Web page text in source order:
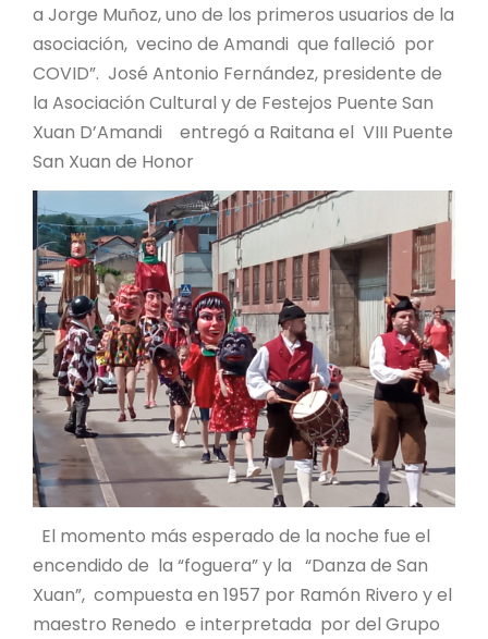
a Jorge Muñoz, uno de los primeros usuarios de la
asociación, vecino de Amandi que falleció por
COVID”. José Antonio Fernández, presidente de
la Asociación Cultural y de Festejos Puente San
Xuan D’Amandi entregó a Raitana el VIII Puente
San Xuan de Honor
El momento más esperado de la noche fue el
encendido de la “foguera” y la “Danza de San
Xuan”, compuesta en 1957 por Ramón Rivero y el
maestro Renedo e interpretada por del Grupo